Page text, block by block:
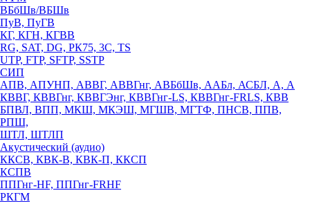
ВБбШв/ВБШв
ПуВ, ПуГВ
КГ, КГН, КГВВ
RG, SAT, DG, РК75, 3С, TS
UTP, FTP, SFTP, SSTP
СИП
АПВ, АПУНП, АВВГ, АВВГнг, АВБбШв, ААБл, АСБЛ, А, А
КВВГ, КВВГнг, КВВГЭнг, КВВГнг-LS, КВВГнг-FRLS, КВВ
БПВЛ, ВПП, МКШ, МКЭШ, МГШВ, МГТФ, ПНСВ, ППВ,
РПШ,
ШТЛ, ШТЛП
Акустический (аудио)
ККСВ, КВК-В, КВК-П, ККСП
КСПВ
ППГнг-HF, ППГнг-FRHF
РКГМ